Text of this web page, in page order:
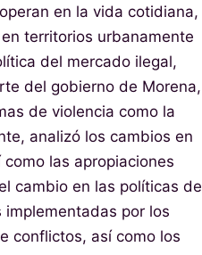
en la vida cotidiana,
territorios urbanamente
del mercado ilegal,
del gobierno de Morena,
de violencia como la
analizó los cambios en
las apropiaciones
cambio en las políticas de
por los
conflictos, así como los